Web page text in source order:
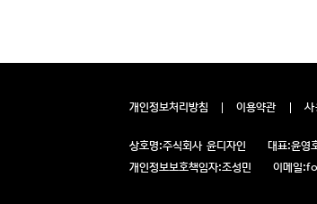
개인정보처리방침 이용약관 사
상호명:주식회사 윤디자인 대표:윤영
개인정보보호책임자:조성민 이메일: